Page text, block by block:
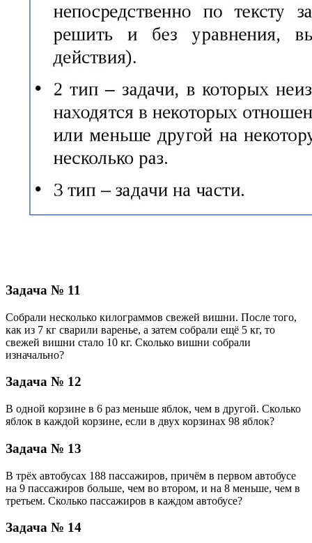
Задача № 11
Собрали несколько килограммов свежей вишни. После того,
как из 7 кг сварили варенье, а затем собрали ещё 5 кг, то
свежей вишни стало 10 кг. Сколько вишни собрали
изначально?
Задача № 12
В одной корзине в 6 раз меньше яблок, чем в другой. Сколько
яблок в каждой корзине, если в двух корзинах 98 яблок?
Задача № 13
В трёх автобусах 188 пассажиров, причём в первом автобусе
на 9 пассажиров больше, чем во втором, и на 8 меньше, чем в
третьем. Сколько пассажиров в каждом автобусе?
Задача № 14